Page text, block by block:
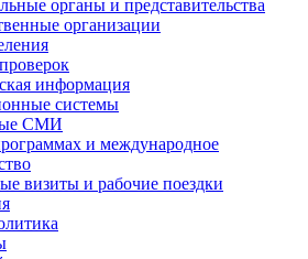
органы и представительства
организации
информация
системы
СМИ
и международное
визиты и рабочие поездки